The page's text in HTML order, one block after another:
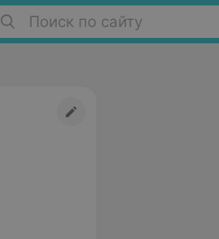
Поиск по сайту